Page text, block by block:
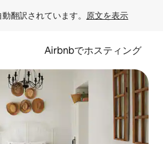
翻訳されています。 原文を表示
Airbnbでホスティング